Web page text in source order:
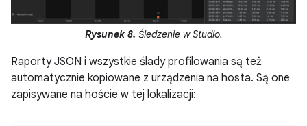
Rysunek 8. Śledzenie w Studio.
Raporty JSON i wszystkie ślady profilowania są też
automatycznie kopiowane z urządzenia na hosta. Są one
zapisywane na hoście w tej lokalizacji: